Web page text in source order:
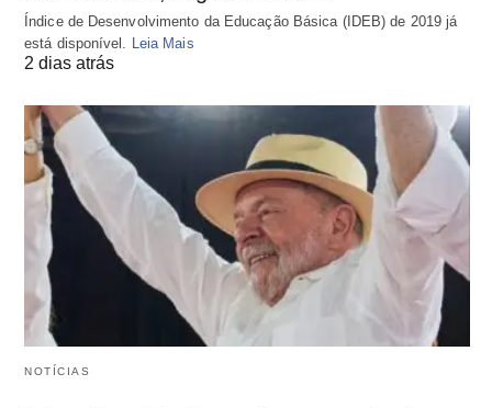
Índice de Desenvolvimento da Educação Básica (IDEB) de 2019 já
está disponível.
Leia Mais
2 dias atrás
NOTÍCIAS